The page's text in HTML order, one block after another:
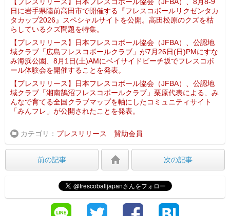
【プレスリリース】日本フレスコボール協会（JFBA）、8月8-9
日に岩手県陸前高田市で開催する『フレスコボールリクゼンタカ
タカップ2026』スペシャルサイトを公開。高田松原のクズを枯
らしているクズ問題を特集。
【プレスリリース】日本フレスコボール協会（JFBA）、公認地
域クラブ「広島フレスコボールクラブ」が7月26日(日)PMにすな
み海浜公園、8月1日(土)AMにベイサイドビーチ坂でフレスコボ
ール体験会を開催することを発表。
【プレスリリース】日本フレスコボール協会（JFBA）、公認地
域クラブ「湘南鵠沼フレスコボールクラブ」栗原代表による、み
んなで育てる全国クラブマップを軸にしたコミュニティサイト
「みんフレ」が公開されたことを発表。
カテゴリ プレスリリース 賛助会員
前の記事 次の記事